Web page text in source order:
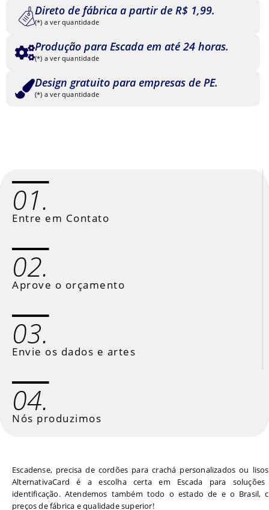
Direto de fábrica a partir de R$ 1,99.
(*) a ver quantidade
Produção para Escada em até 24 horas.
(*) a ver quantidade
Design gratuito para empresas de PE.
(*) a ver quantidade
01.
Entre em Contato
02.
Aprove o orçamento
03.
Envie os dados e artes
04.
Nós produzimos
Escadense, precisa de cordões para crachá personalizados ou
AlternativaCard é a escolha certa em Escada para
identificação. Atendemos também todo o estado de e o Brasil,
preços de fábrica e qualidade superior!